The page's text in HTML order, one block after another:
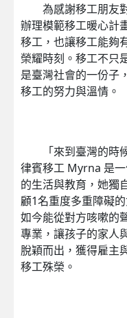
為感謝移工朋友對
辦理模範移工暖心計
移工，也讓移工能夠
榮耀時刻。移工不只
是臺灣社會的一份子
移工的努力與溫情。
「來到臺灣的時候
律賓移工 Myrna 是
的生活與教育，她獨
顧1名重度多重障礙
如今能從對方咳嗽的
專業，讓孩子的家人
脫穎而出，獲得雇主
移工殊榮。